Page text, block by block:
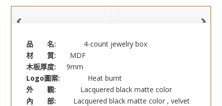
品 名: 4-count jewelry box
材 質: MDF
木板厚度: 9mm
Logo圖案: Heat burnt
外 觀: Lacquered black matte color
內 部: Lacquered black matte color , velvet